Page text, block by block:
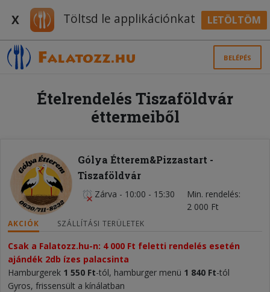
X Töltsd le applikációnkat LETÖLTÖM
BELÉPÉS
Ételrendelés Tiszaföldvár
éttermeiből
Gólya Étterem&Pizzastart -
Tiszaföldvár
Zárva - 10:00 - 15:30
Min. rendelés
2 000 Ft
AKCIÓK SZÁLLÍTÁSI TERÜLETEK
Csak a Falatozz.hu-n: 4 000 Ft feletti rendelés esetén
ajándék 2db ízes palacsinta
Hamburgerek 1 550 Ft-tól, hamburger menü 1 840 Ft-tól
Gyros, frissensült a kínálatban